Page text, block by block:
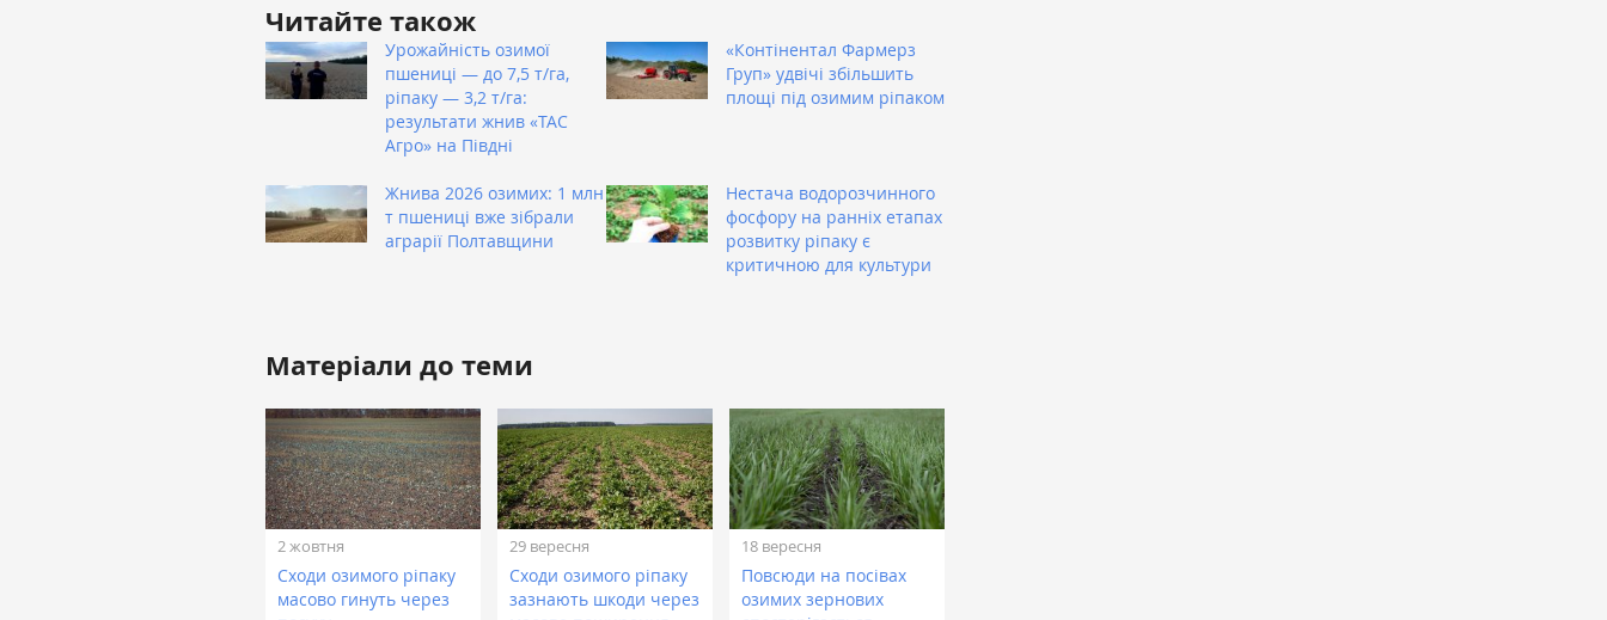
Читайте також
Урожайність озимої
пшениці — до 7,5 т/га,
ріпаку — 3,2 т/га:
результати жнив «ТАС
Агро» на Півдні
«Контінентал Фармерз
Груп» удвічі збільшить
площі під озимим ріпаком
Жнива 2026 озимих: 1 млн
т пшениці вже зібрали
аграрії Полтавщини
Нестача водорозчинного
фосфору на ранніх етапах
розвитку ріпаку є
критичною для культури
Матеріали до теми
2 жовтня
Сходи озимого ріпаку
масово гинуть через
29 вересня
​Сходи озимого ріпаку
зазнають шкоди через
18 вересня
Повсюди на посівах
озимих зернових